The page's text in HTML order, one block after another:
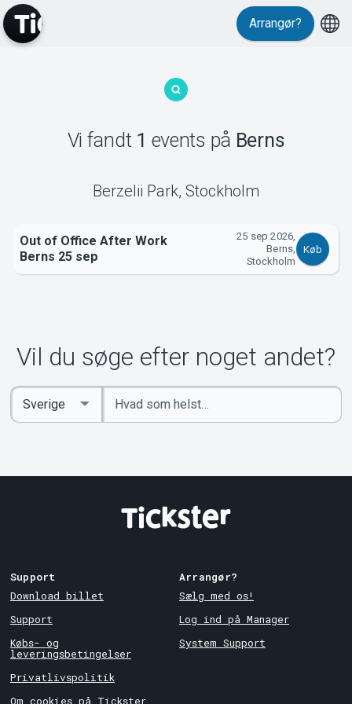
MyTickster
Om Tickster
Arrangør?
Vi fandt 1 events på Berns
Berzelii Park, Stockholm
Out of Office After Work
Berns 25 sep
25 sep 2026,
Berns,
Stockholm
Køb
Vil du søge efter noget andet?
Indtast
søgeord
Select
Country
Support
Download billet
Support
Købs- og
leveringsbetingelser
Privatlivspolitik
Om cookies på Tickster
Arrangør?
Sælg med os!
Log ind på Manager
System Support